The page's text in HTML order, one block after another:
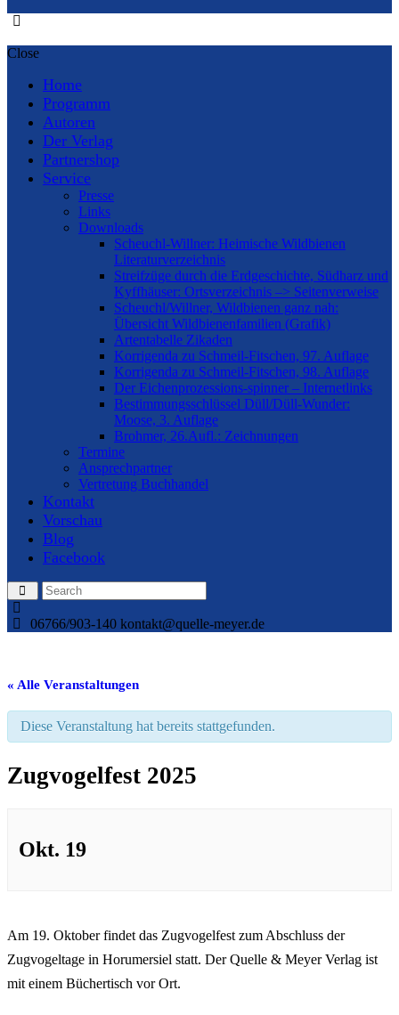
Close
Home
Programm
Autoren
Der Verlag
Partnershop
Service
Presse
Links
Downloads
Scheuchl-Willner: Heimische Wildbienen
Literaturverzeichnis
Streifzüge durch die Erdgeschichte, Südharz und
Kyffhäuser: Ortsverzeichnis –> Seitenverweise
Scheuchl/Willner, Wildbienen ganz nah:
Übersicht Wildbienenfamilien (Grafik)
Artentabelle Zikaden
Korrigenda zu Schmeil-Fitschen, 97. Auflage
Korrigenda zu Schmeil-Fitschen, 98. Auflage
Der Eichenprozessions-spinner – Internetlinks
Bestimmungsschlüssel Düll/Düll-Wunder:
Moose, 3. Auflage
Brohmer, 26.Aufl.: Zeichnungen
Termine
Ansprechpartner
Vertretung Buchhandel
Kontakt
Vorschau
Blog
Facebook
06766/903-140 kontakt@quelle-meyer.de
« Alle Veranstaltungen
Diese Veranstaltung hat bereits stattgefunden.
Zugvogelfest 2025
Okt. 19
Am 19. Oktober findet das Zugvogelfest zum Abschluss der
Zugvogeltage in Horumersiel statt. Der Quelle & Meyer Verlag ist
mit einem Büchertisch vor Ort.